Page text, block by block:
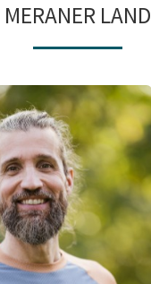
MERANER LAND